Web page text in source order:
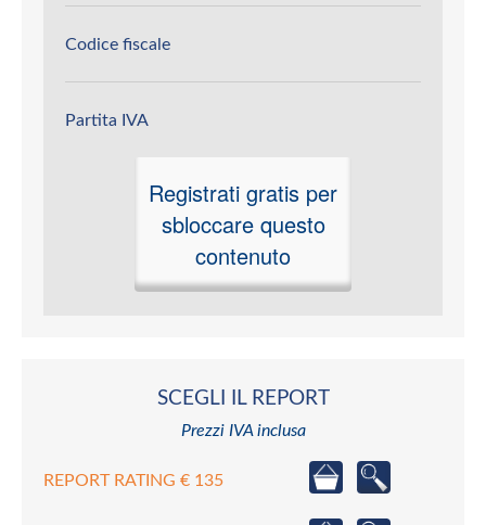
Codice fiscale
Partita IVA
Registrati gratis per
sbloccare questo
contenuto
SCEGLI IL REPORT
Prezzi IVA inclusa
REPORT RATING € 135